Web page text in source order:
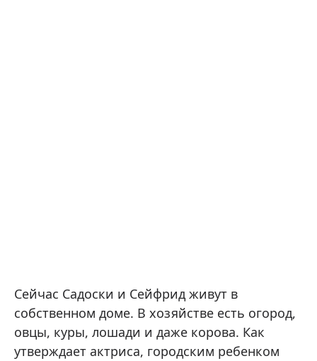
Сейчас Садоски и Сейфрид живут в
собственном доме. В хозяйстве есть огород,
овцы, куры, лошади и даже корова. Как
утверждает актриса, городским ребенком